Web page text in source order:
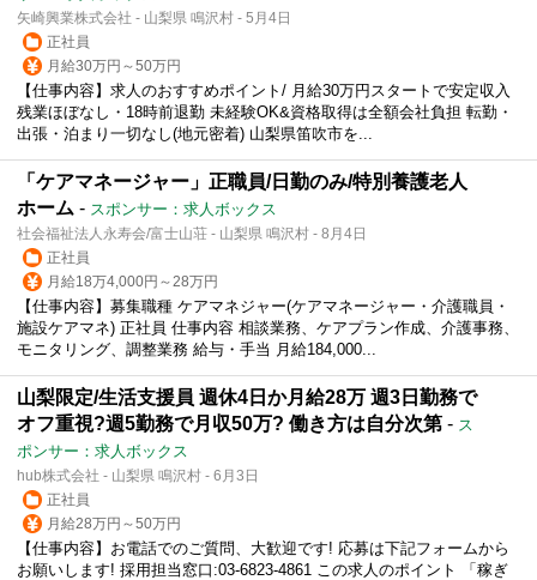
矢崎興業株式会社 - 山梨県 鳴沢村 - 5月4日
正社員
月給30万円～50万円
【仕事内容】求人のおすすめポイント/ 月給30万円スタートで安定収入
残業ほぼなし・18時前退勤 未経験OK&資格取得は全額会社負担 転勤・
出張・泊まり一切なし(地元密着) 山梨県笛吹市を...
「ケアマネージャー」正職員/日勤のみ/特別養護老人
ホーム - スポンサー：求人ボックス
社会福祉法人永寿会/富士山荘 - 山梨県 鳴沢村 - 8月4日
正社員
月給18万4,000円～28万円
【仕事内容】募集職種 ケアマネジャー(ケアマネージャー・介護職員・
施設ケアマネ) 正社員 仕事内容 相談業務、ケアプラン作成、介護事務、
モニタリング、調整業務 給与・手当 月給184,000...
山梨限定/生活支援員 週休4日か月給28万 週3日勤務で
オフ重視?週5勤務で月収50万? 働き方は自分次第 - ス
ポンサー：求人ボックス
hub株式会社 - 山梨県 鳴沢村 - 6月3日
正社員
月給28万円～50万円
【仕事内容】お電話でのご質問、大歓迎です! 応募は下記フォームから
お願いします! 採用担当窓口:03-6823-4861 この求人のポイント 「稼ぎ